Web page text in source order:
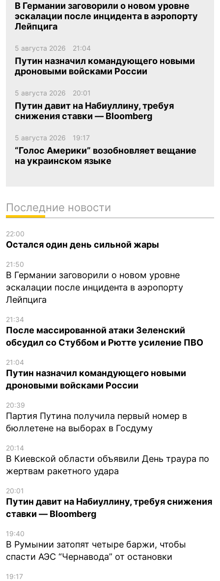
В Германии заговорили о новом уровне
эскалации после инцидента в аэропорту
Лейпцига
5 августа 2026 21:04
Путин назначил командующего новыми
дроновыми войсками России
5 августа 2026 20:01
Путин давит на Набиуллину, требуя
снижения ставки — Bloomberg
5 августа 2026 19:17
“Голос Америки” возобновляет вещание
на украинском языке
Последние новости
22:00
Остался один день сильной жары
21:50
В Германии заговорили о новом уровне
эскалации после инцидента в аэропорту
Лейпцига
21:34
После массированной атаки Зеленский
обсудил со Стуббом и Рютте усиление ПВО
21:04
Путин назначил командующего новыми
дроновыми войсками России
20:39
Партия Путина получила первый номер в
бюллетене на выборах в Госдуму
20:14
В Киевской области объявили День траура по
жертвам ракетного удара
20:01
Путин давит на Набиуллину, требуя снижения
ставки — Bloomberg
19:40
В Румынии затопят четыре баржи, чтобы
спасти АЭС “Чернавода” от остановки
19:17